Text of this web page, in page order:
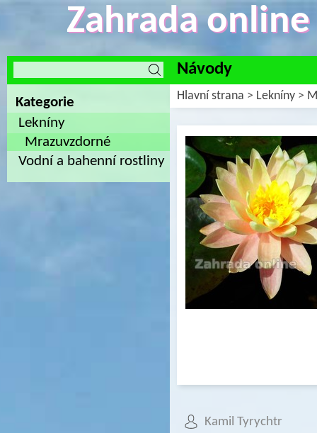
Zahrada
Návody
Kategorie
Lekníny
Mrazuvzdorné
Vodní a bahenní rostliny
Hlavní strana > Lekníny >
Kamil Tyrychtr